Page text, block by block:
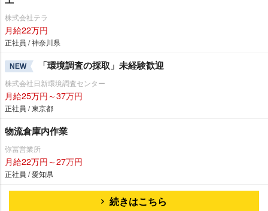
株式会社テラ
月給22万円
正社員 / 神奈川県
NEW 「環境調査の採取」未経験歓迎
株式会社日新環境調査センター
月給25万円～37万円
正社員 / 東京都
物流倉庫内作業
弥冨営業所
月給22万円～27万円
正社員 / 愛知県
続きはこちら